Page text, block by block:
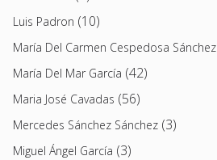
Luis Padron (10)
María Del Carmen Cespedosa Sánchez
María Del Mar García (42)
Maria José Cavadas (56)
Mercedes Sánchez Sánchez (3)
Miguel Ángel García (3)